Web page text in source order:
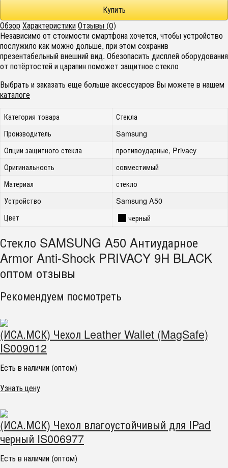
ОбзорХарактеристикиОтзывы (0)
Независимо от стоимости смартфона хочется, чтобы устройство
послужило как можно дольше, при этом сохранив
презентабельный внешний вид. Обезопасить дисплей оборудования
от потёртостей и царапин поможет защитное стекло
Выбрать и заказать еще больше аксессуаров Вы можете в нашем
каталоге
Категория товара
Стекла
Производитель
Samsung
Опции защитного стекла
противоударные, Privacy
Оригинальность
совместимый
Материал
стекло
Устройство
Samsung A50
Цвет
черный
Стекло SAMSUNG A50 Aнтиударное
Armor Anti-Shock PRIVACY 9H BLACK
оптом отзывы
Рекомендуем посмотреть
(ИСА.МСК) Чехол Leather Wallet (MagSafe)
IS009012
Есть в наличии (оптом)
Узнать цену
(ИСА.МСК) Чехол влагоустойчивый для IPad
черный IS006977
Есть в наличии (оптом)